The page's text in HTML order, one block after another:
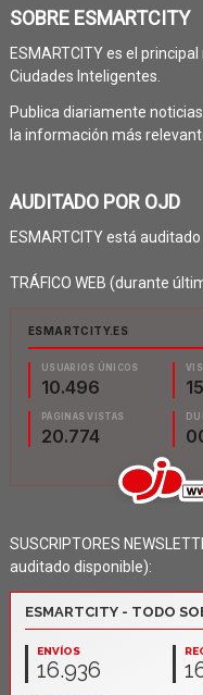
SOBRE ESMARTCITY
ESMARTCITY es el
Ciudades Inteligentes.
Publica diariamente
la información más
AUDITADO POR OJD
ESMARTCITY está
TRÁFICO WEB (durante
SUSCRIPTORES
auditado disponible):